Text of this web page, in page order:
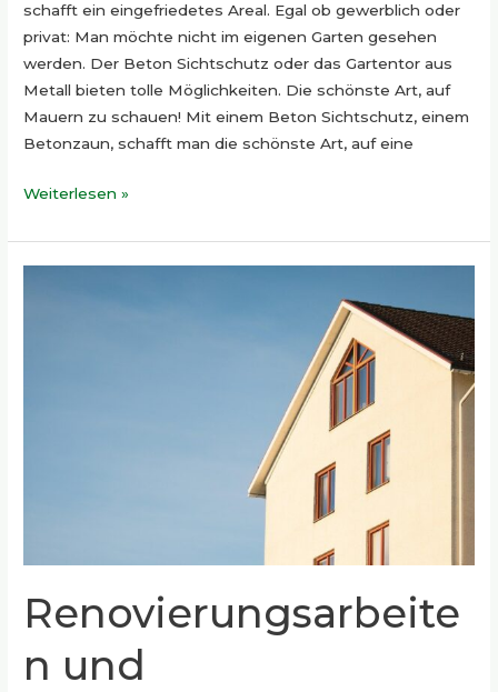
schafft ein eingefriedetes Areal. Egal ob gewerblich oder
privat: Man möchte nicht im eigenen Garten gesehen
werden. Der Beton Sichtschutz oder das Gartentor aus
Metall bieten tolle Möglichkeiten. Die schönste Art, auf
Mauern zu schauen! Mit einem Beton Sichtschutz, einem
Betonzaun, schafft man die schönste Art, auf eine
Weiterlesen »
Renovierungsarbeite
n und